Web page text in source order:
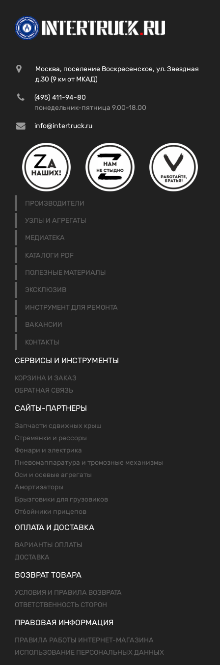
Москва, поселение Воскресенское, ул. Звездная
д.30 (9 км от МКАД)
(495) 411-94-80
понедельник-пятница 9.00-18.00
info@intertruck.ru
ПРОИЗВОДИТЕЛИ
УЗЛЫ И АГРЕГАТЫ
МЕДИАТЕКА
КАТАЛОГИ PDF
ПОЛЕЗНЫЕ МАТЕРИАЛЫ
ЭКСКЛЮЗИВ
ИНСТРУМЕНТ ДЛЯ РЕМОНТА
ВАКАНСИИ
КОНТАКТЫ
СЕРВИСЫ И ИНСТРУМЕНТЫ
КОРЗИНА И ЗАКАЗ
ОБРАТНАЯ СВЯЗЬ
САЙТЫ-ПАРТНЕРЫ
Запчасти сдвижных крыш
Стремянки и рессоры
Фонари и электрика
Пневомаппаратура и тромозные механизмы
Оси и осевые агрегаты
Амортизаторы
Брызговики для грузовиков
Отбойники прицепов
ОПЛАТА И ДОСТАВКА
ВАРИАНТЫ ОПЛАТЫ
ДОСТАВКА
ВОЗВРАТ ТОВАРА
УСЛОВИЯ И ПРАВИЛА ВОЗВРАТА
ОТВЕТСТВЕННОСТЬ СТОРОН
ПРАВОВАЯ ИНФОРМАЦИЯ
ПРАВИЛА РАБОТЫ ИНТЕРНЕТ-МАГАЗИНА
ИСПОЛЬЗОВАНИЕ ПЕРСОНАЛЬНЫХ ДАННЫХ